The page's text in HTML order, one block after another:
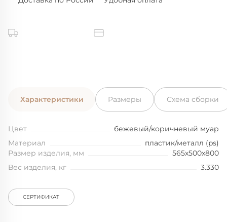
Характеристики Размеры Схема сборки
Цвет
бежевый/коричневый муар
Материал
пластик/металл (ps)
Размер изделия, мм
565x500x800
Вес изделия, кг
3.330
СЕРТИФИКАТ